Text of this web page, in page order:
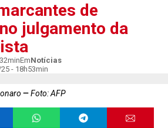
de
julgamento da
EmNotícias
- 18h53min
Foto: AFP